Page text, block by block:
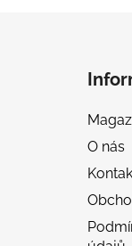
O nás